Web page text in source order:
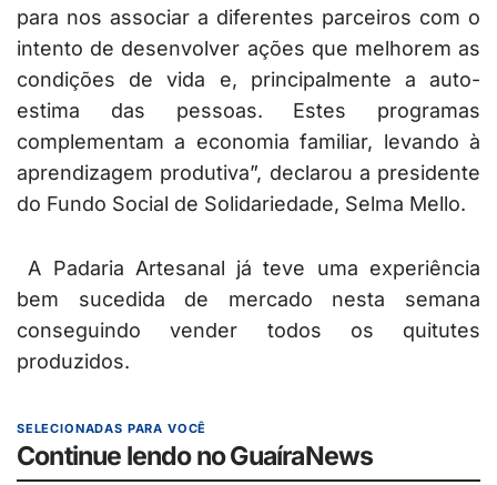
para nos associar a diferentes parceiros com o
intento de desenvolver ações que melhorem as
condições de vida e, principalmente a auto-
estima das pessoas. Estes programas
complementam a economia familiar, levando à
aprendizagem produtiva”, declarou a presidente
do Fundo Social de Solidariedade, Selma Mello.
A Padaria Artesanal já teve uma experiência
bem sucedida de mercado nesta semana
conseguindo vender todos os quitutes
produzidos.
SELECIONADAS PARA VOCÊ
Continue lendo no GuaíraNews